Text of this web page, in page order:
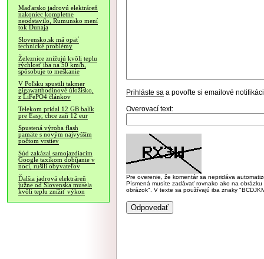
Maďarsko jadrovú elektráreň
nakoniec kompletne
neodstavilo, Rumunsko mení
tok Dunaja
Slovensko.sk má opäť
technické problémy
Železnice znižujú kvôli teplu
rýchlosť iba na 50 km/h,
spôsobuje to meškanie
V Poľsku spustili takmer
gigawatthodinové úložisko,
z LiFePO4 článkov
Telekom pridal 12 GB balík
pre Easy, chce zaň 12 eur
Spustená výroba flash
pamäte s novým najvyšším
počtom vrstiev
Súd zakázal samojazdiacim
Google taxíkom dobíjanie v
noci, rušili obyvateľov
Ďalšia jadrová elektráreň
južne od Slovenska musela
kvôli teplu znížiť výkon
Prihláste sa a povoľte si emailové
Overovací text:
Pre overenie, že komentár sa nepridáva
Písmená musíte zadávať rovnako ako na
obrázok". V texte sa používajú iba znaky